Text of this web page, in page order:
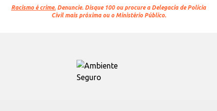
Racismo é crime. Denuncie. Disque 100 ou procure a Delegacia de Polícia
Civil mais próxima ou o Ministério Público.